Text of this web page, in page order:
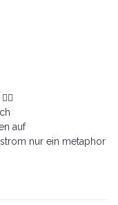
auf
nur ein metaphor